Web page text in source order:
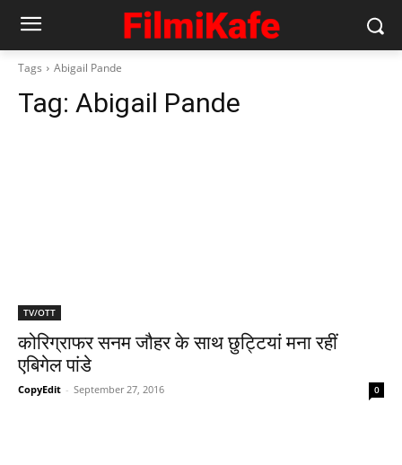
Tags Abigail Pande
Tag: Abigail Pande
TV/OTT
कोरिग्राफर सनम जौहर के साथ छुट्टियां मना रहीं
एबिगेल पांडे
CopyEdit - September 27, 2016 0